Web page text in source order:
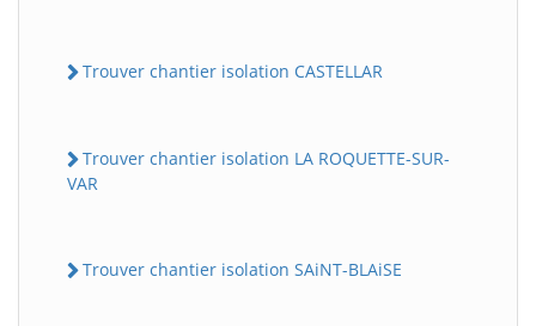
Trouver chantier isolation CASTELLAR
Trouver chantier isolation LA ROQUETTE-SUR-
VAR
Trouver chantier isolation SAiNT-BLAiSE